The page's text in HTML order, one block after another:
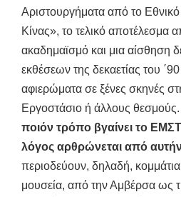
Αριστουργήματα από το
Κίνας», το τελικό αποτέλεσμα
ακαδημαϊσμό και μια αίσθηση
εκθέσεων της δεκαετίας του
αφιερώματα σε ξένες σκηνές
Εργοστάσιο ή άλλους θεσμούς.
ποιόν τρόπο βγαίνει το
λόγος αρθρώνεται από
περιοδεύουν, δηλαδή,
μουσεία, από την Αμβέρσα ως